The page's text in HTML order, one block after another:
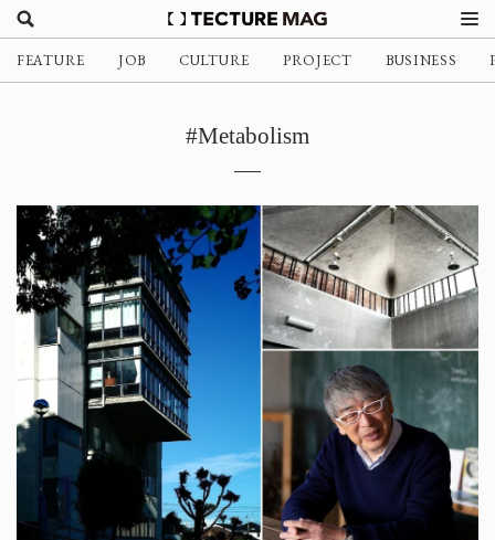
FEATURE JOB CULTURE PROJECT BUSINESS
#Metabolism